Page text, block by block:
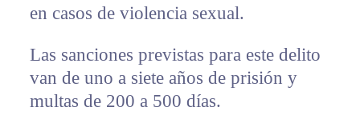
en casos de violencia sexual.
Las sanciones previstas para este delito
van de uno a siete años de prisión y
multas de 200 a 500 días.